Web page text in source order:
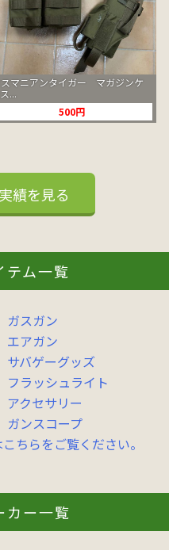
マニアンタイガー マガジンケ
...
500円
績を見る
テム一覧
ガスガン
エアガン
サバゲーグッズ
フラッシュライト
アクセサリー
ガンスコープ
ちらをご覧ください。
カー一覧